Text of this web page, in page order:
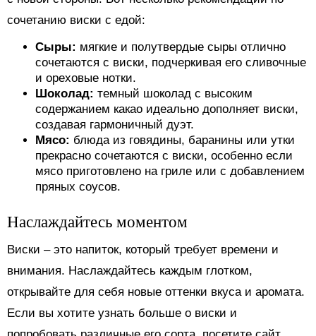
сочетанию виски с едой:
Сыры: мягкие и полутвердые сыры отлично
сочетаются с виски, подчеркивая его сливочные
и ореховые нотки.
Шоколад: темный шоколад с высоким
содержанием какао идеально дополняет виски,
создавая гармоничный дуэт.
Мясо: блюда из говядины, баранины или утки
прекрасно сочетаются с виски, особенно если
мясо приготовлено на гриле или с добавлением
пряных соусов.
Наслаждайтесь моментом
Виски – это напиток, который требует времени и
внимания. Наслаждайтесь каждым глотком,
открывайте для себя новые оттенки вкуса и аромата.
Если вы хотите узнать больше о виски и